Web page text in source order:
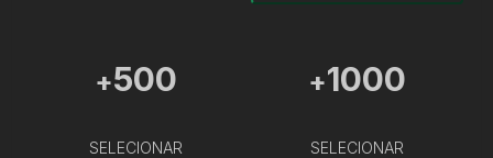
+500
SELECIONAR
+1000
SELECIONAR